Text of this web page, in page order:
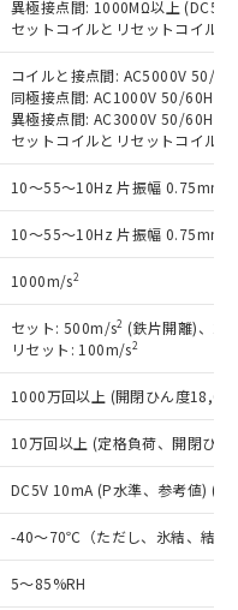
異極接点間: 1000MΩ以上
セットコイルとリセットコイル
コイルと接点間: AC5000V 50/
同極接点間: AC1000V 50/60Hz
異極接点間: AC3000V 50/60Hz
セットコイルとリセットコイル
10～55～10Hz 片振幅 0.75mm
10～55～10Hz 片振幅 0.75mm
1000m/s2
セット: 500m/s2 (鉄片開離)、
リセット: 100m/s2
1000万回以上 (開閉ひん度
10万回以上 (定格負荷、開閉ひ
DC5V 10mA (P水準、参考値) (
-40～70℃（ただし、氷結、結露
5～85%RH
格照会結果は、
点での社内デー
ものであり、閲
の在庫および標
があることをご
標準価格はお客
お客様担当のオ
店や当社販売拠
」をご確認
格結果を当社の
に漏洩または開
ます。
リスト作成サー
くには、I-Web
れている必要が
について、当社
者が、当社の製
ります。
以下、 カド
ポリ臭化ビフェニル
ジフェニルエーテル類
ス(2-エチルヘキシ
以下、フタル酸ブチ
、フタル酸ジブチル
ジイソブチル
び制御機器に対する
ては閾値を超える意
ます。
により、予定
す。
ロード
ロードするこ
：
、 Cd(カドミウ
ポリ臭化ビフェ
臭化ジフェニルエーテ
、 DIBP(フタル酸ジ
シル)) : 1000ppm
）のすべてが基
ます。
において有害物
深刻な影響を
す。
販売部門へお問
に定める商品
という）を輸出
たは役務取引許
必要な手続きを
する場合は、完
法に輸出されな
じます。
兵器、ミサイ
器またはその他
造装置等に一切
三者に販売する
び3の内容を当
。また当社は、
わる関係者が違
ある場合は、取
。
あり
いが在庫あり
庫状況につ
お取引先、ま
オムロン制御
販売員にご確
た在庫状況の
ない機種